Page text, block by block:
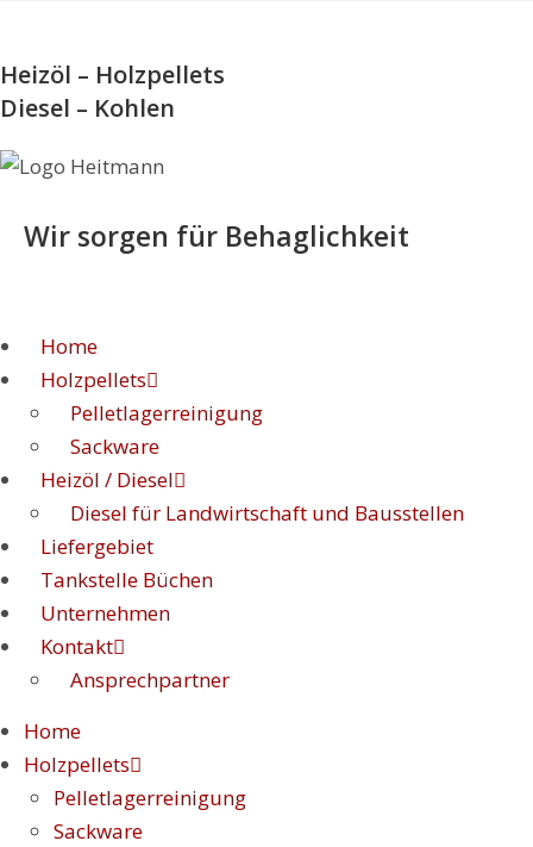
springen
Heizöl – Holzpellets
Diesel – Kohlen
Wir sorgen für Behaglichkeit
Home
Holzpellets
Pelletlagerreinigung
Sackware
Heizöl / Diesel
Diesel für Landwirtschaft und Bausstellen
Liefergebiet
Tankstelle Büchen
Unternehmen
Kontakt
Ansprechpartner
Home
Holzpellets
Pelletlagerreinigung
Sackware